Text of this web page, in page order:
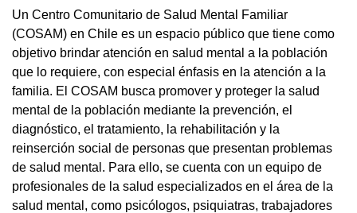
Un Centro Comunitario de Salud Mental Familiar
(COSAM) en Chile es un espacio público que tiene como
objetivo brindar atención en salud mental a la población
que lo requiere, con especial énfasis en la atención a la
familia. El COSAM busca promover y proteger la salud
mental de la población mediante la prevención, el
diagnóstico, el tratamiento, la rehabilitación y la
reinserción social de personas que presentan problemas
de salud mental. Para ello, se cuenta con un equipo de
profesionales de la salud especializados en el área de la
salud mental, como psicólogos, psiquiatras, trabajadores